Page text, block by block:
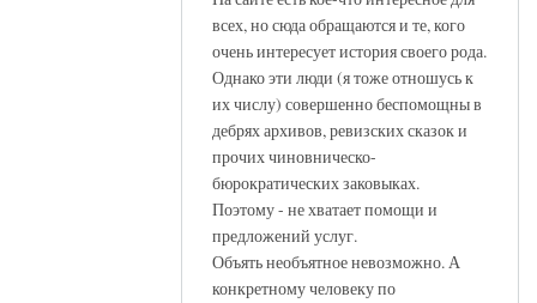
всех, но сюда обращаются и те, кого
очень интересует история своего рода.
Однако эти люди (я тоже отношусь к
их числу) совершенно беспомощны в
дебрях архивов, ревизских сказок и
прочих чиновническо-
бюрократических заковыках.
Поэтому - не хватает помощи и
предложений услуг.
Объять необъятное невозможно. А
конкретному человеку по